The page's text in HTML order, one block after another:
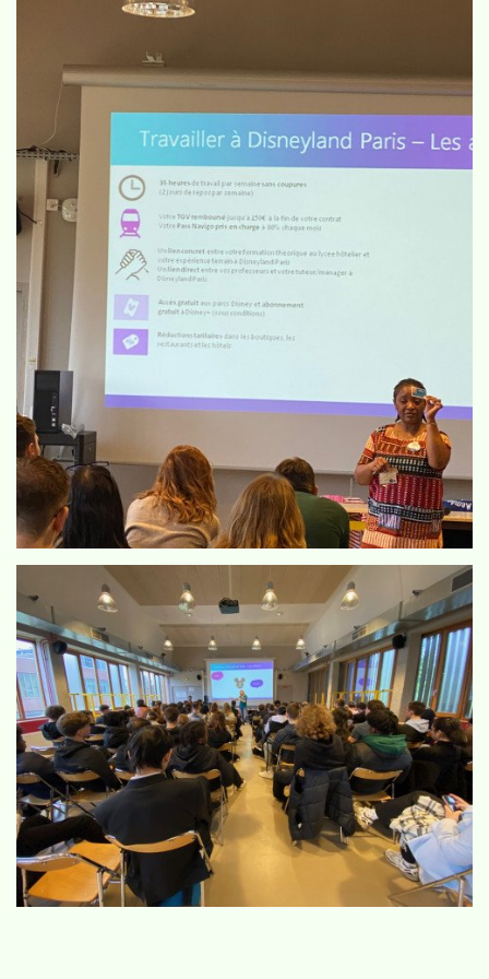
LABEL E3D
Club Cuisine
Aménagement & Finition
du bâtiment
Design & Métiers d'art
Hôtellerie & Restauration
Espaces verts
Vie du lycée